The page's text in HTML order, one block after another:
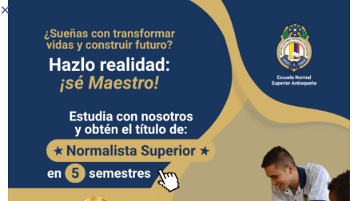
Nombre (s) del acudiente*
Apellido (s) del acudiente